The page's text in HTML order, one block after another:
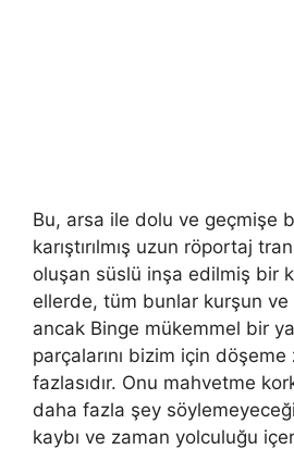
Bu, arsa ile dolu ve geçmişe
karıştırılmış uzun röportaj
oluşan süslü inşa edilmiş bir
ellerde, tüm bunlar kurşun
ancak Binge mükemmel bir
parçalarını bizim için
fazlasıdır. Onu mahvetme
daha fazla şey
kaybı ve zaman yolculuğu